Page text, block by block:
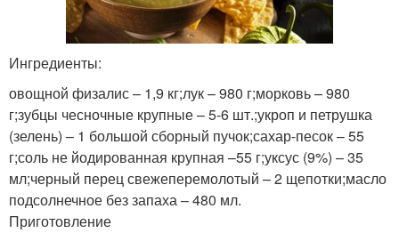
Ингредиенты:
овощной физалис – 1,9 кг;лук – 980 г;морковь – 980
г;зубцы чесночные крупные – 5-6 шт.;укроп и петрушка
(зелень) – 1 большой сборный пучок;сахар-песок – 55
г;соль не йодированная крупная –55 г;уксус (9%) – 35
мл;черный перец свежеперемолотый – 2 щепотки;масло
подсолнечное без запаха – 480 мл.
Приготовление